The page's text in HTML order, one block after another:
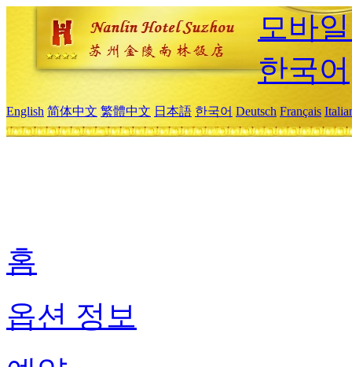
모바
한국어
English 简体中文 繁體中文 日本語 한국어 Deutsch Français
홈
옵션 정보